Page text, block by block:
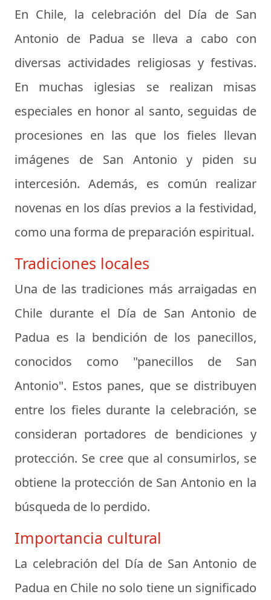
En Chile, la celebración del Día de San
Antonio de Padua se lleva a cabo con
diversas actividades religiosas y festivas.
En muchas iglesias se realizan misas
especiales en honor al santo, seguidas de
procesiones en las que los fieles llevan
imágenes de San Antonio y piden su
intercesión. Además, es común realizar
novenas en los días previos a la festividad,
como una forma de preparación espiritual.
Tradiciones locales
Una de las tradiciones más arraigadas en
Chile durante el Día de San Antonio de
Padua es la bendición de los panecillos,
conocidos como "panecillos de San
Antonio". Estos panes, que se distribuyen
entre los fieles durante la celebración, se
consideran portadores de bendiciones y
protección. Se cree que al consumirlos, se
obtiene la protección de San Antonio en la
búsqueda de lo perdido.
Importancia cultural
La celebración del Día de San Antonio de
Padua en Chile no solo tiene un significado